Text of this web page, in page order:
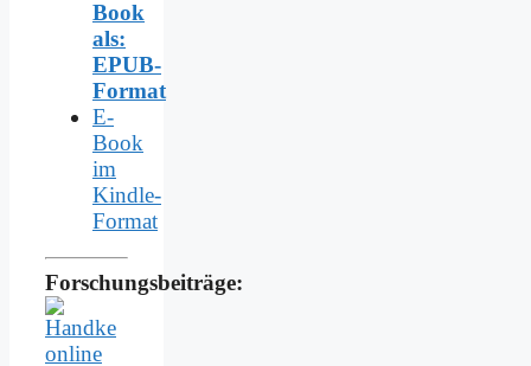
Book
als:
EPUB-
Format
E-
Book
im
Kindle-
Format
Forschungsbeiträge: